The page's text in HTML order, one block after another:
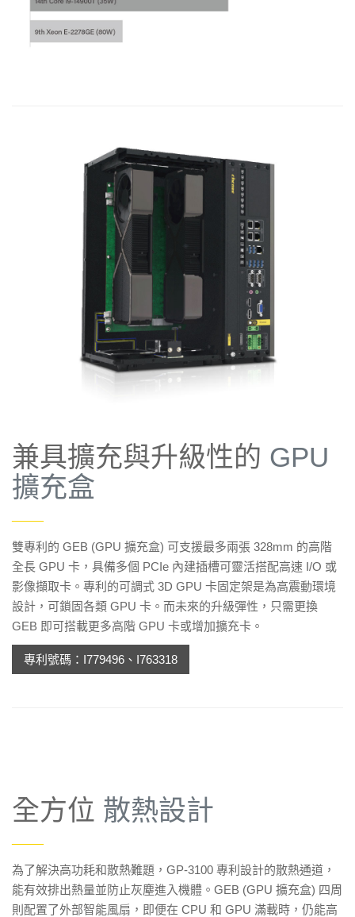
兼具擴充與升級性的 GPU
擴充盒
——
雙專利的 GEB (GPU 擴充盒) 可支援最多兩張 328mm 的高階
全長 GPU 卡，具備多個 PCIe 內建插槽可靈活搭配高速 I/O 或
影像擷取卡。專利的可調式 3D GPU 卡固定架是為高震動環境
設計，可鎖固各類 GPU 卡。而未來的升級彈性，只需更換
GEB 即可搭載更多高階 GPU 卡或增加擴充卡。
專利號碼：I779496、I763318
全方位 散熱設計
——
為了解決高功耗和散熱難題，GP-3100 專利設計的散熱通道，
能有效排出熱量並防止灰塵進入機體。GEB (GPU 擴充盒) 四周
則配置了外部智能風扇，即便在 CPU 和 GPU 滿載時，仍能高